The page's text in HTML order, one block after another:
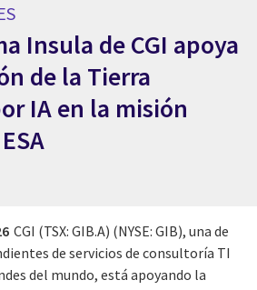
Insula de CGI apoya
de la Tierra
IA en la misión
CGI (TSX: GIB.A) (NYSE: GIB), una de
de servicios de consultoría TI
del mundo, está apoyando la